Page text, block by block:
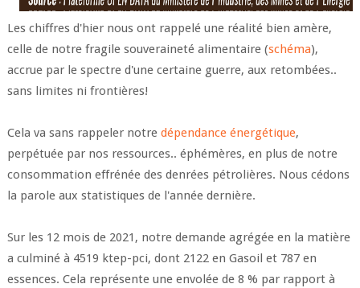
Les chiffres d'hier nous ont rappelé une réalité bien amère,
celle de notre fragile souveraineté alimentaire (schéma),
accrue par le spectre d'une certaine guerre, aux retombées..
sans limites ni frontières!
Cela va sans rappeler notre dépendance énergétique,
perpétuée par nos ressources.. éphémères, en plus de notre
consommation effrénée des denrées pétrolières. Nous cédons
la parole aux statistiques de l'année dernière.
Sur les 12 mois de 2021, notre demande agrégée en la matière
a culminé à 4519 ktep-pci, dont 2122 en Gasoil et 787 en
essences. Cela représente une envolée de 8 % par rapport à